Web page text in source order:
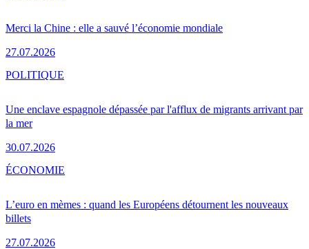
Merci la Chine : elle a sauvé l’économie mondiale
27.07.2026
Une enclave espagnole dépassée par l'afflux de migrants arrivant par
la mer
30.07.2026
POLITIQUE
L’euro en mèmes : quand les Européens détournent les nouveaux
billets
27.07.2026
ÉCONOMIE